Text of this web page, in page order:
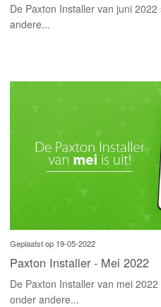
De Paxton Installer van juni
andere...
Geplaatst op 19-05-2022
Paxton Installer - Mei 2022
De Paxton Installer van mei
onder andere...